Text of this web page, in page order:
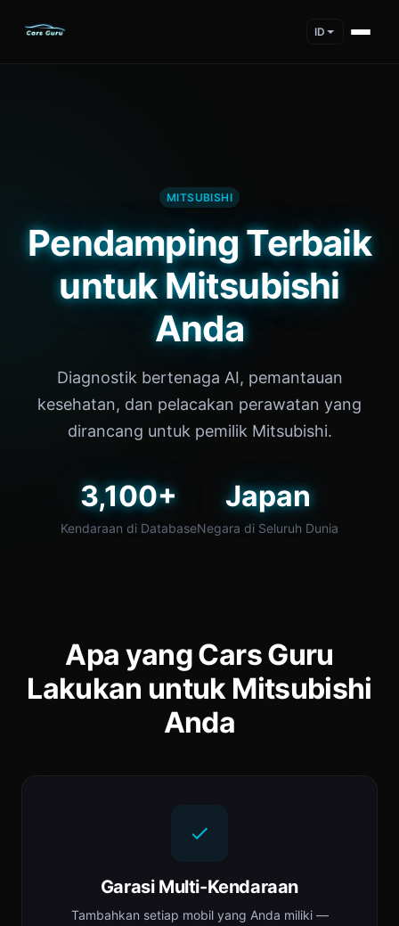
ID
MITSUBISHI
Pendamping Terbaik
untuk Mitsubishi
Anda
Diagnostik bertenaga AI, pemantauan
kesehatan, dan pelacakan perawatan yang
dirancang untuk pemilik Mitsubishi.
3,100+
Kendaraan di Database
Japan
Negara di Seluruh Dunia
Apa yang Cars Guru
Lakukan untuk Mitsubishi
Anda
Garasi Multi-Kendaraan
Tambahkan setiap mobil yang Anda miliki —